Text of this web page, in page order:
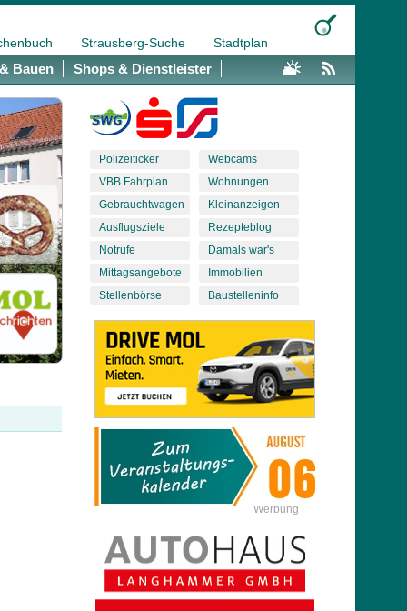
Strausberg-Suche Stadtplan
Bauen Shops & Dienstleister
Polizeiticker
VBB Fahrplan
Gebrauchtwagen
Ausflugsziele
Notrufe
Mittagsangebote
Stellenbörse
Webcams
Wohnungen
Kleinanzeigen
Rezepteblog
Damals war's
Immobilien
Baustelleninfo
Werbung